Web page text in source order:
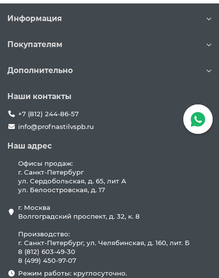
Информация
Покупателям
Дополнительно
Наши контакты
+7 (812) 244-86-57
info@profnastilvspb.ru
Наш адрес
Офисы продаж:
г. Санкт-Петербург
ул. Сердобольская, д. 65, лит А
ул. Белоостровская, д. 17
г. Москва
Волгоградский проспект, д. 32, к. 8
Производство:
г. Санкт-Петербург, ул. Челябинская, д. 160, лит. Б
8 (812) 603-49-30
8 (499) 450-97-07
Режим работы: круглосуточно.